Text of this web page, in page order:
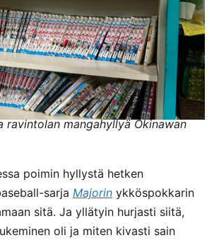
ravintolan mangahyllyä Okinawan
poimin hyllystä hetken
sarja Majorin ykköspokkarin
sitä. Ja yllätyin hurjasti siitä,
oli ja miten kivasti sain